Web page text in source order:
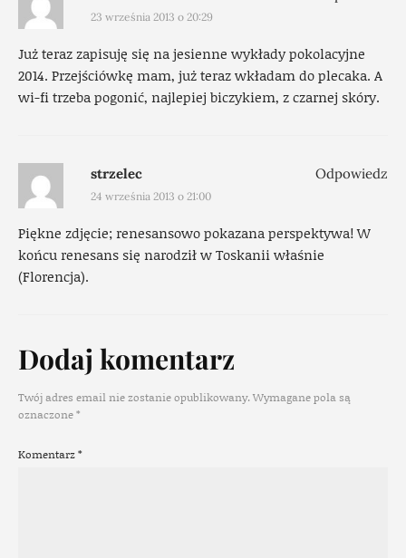
23 września 2013 o 20:29
Już teraz zapisuję się na jesienne wykłady pokolacyjne
2014. Przejściówkę mam, już teraz wkładam do plecaka. A
wi-fi trzeba pogonić, najlepiej biczykiem, z czarnej skóry.
strzelec
24 września 2013 o 21:00
Piękne zdjęcie; renesansowo pokazana perspektywa! W
końcu renesans się narodził w Toskanii właśnie
(Florencja).
Odpowiedz
Dodaj komentarz
Twój adres email nie zostanie opublikowany.Wymagane pola są
oznaczone*
Komentarz*